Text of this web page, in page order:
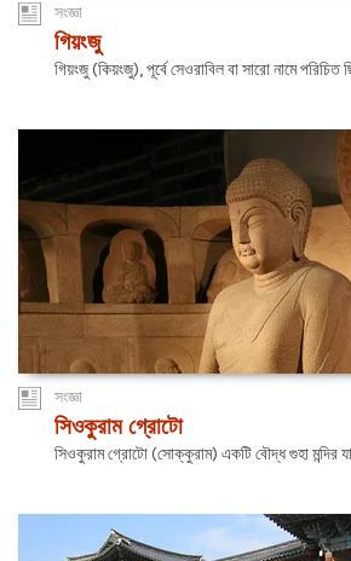
সংজ্ঞা
গিয়ংজু
গিয়ংজু (কিয়ংজু), পূর্বে সেওরাবিল বা সারো নামে পরিচিত
সংজ্ঞা
সিওকুরাম গ্রোটো
সিওকুরাম গ্রোটো (সোক্কুরাম) একটি বৌদ্ধ গুহা মন্দির যা